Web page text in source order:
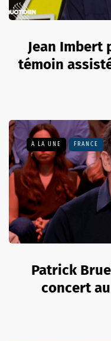
Jean Imbert
témoin
A LA UNE FRANCE
Patrick
concert